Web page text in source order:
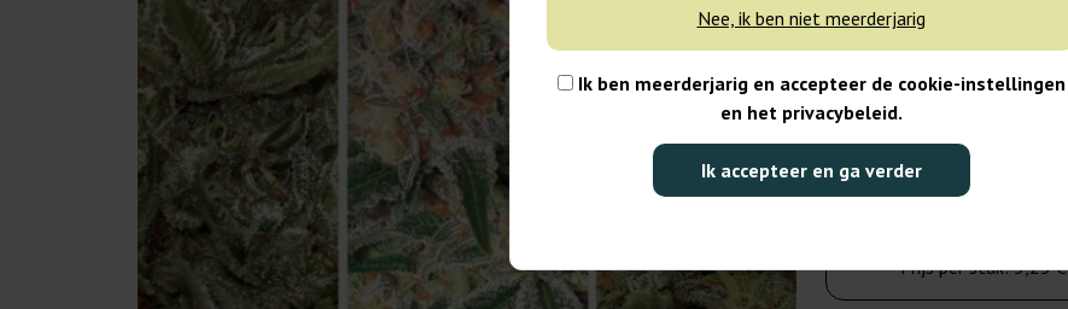
Nee, ik ben niet meerderjarig
Ik ben meerderjarig en accepteer de cookie-instellingen
en het privacybeleid.
Ik accepteer en ga verder
6 zaden
42,00 € 31,50 €
Aantal verpakkingen:
Prijs per stuk:5,25 €